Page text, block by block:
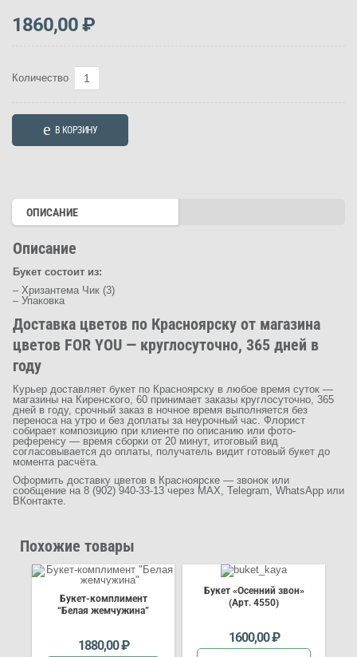
1860,00₽
Количество
Количество
Букет
3432)
В КОРЗИНУ
ОПИСАНИЕ
Описание
Букет состоит из:
– Хризантема Чик (3)
– Упаковка
Доставка цветов по Красноярску от магазина
цветов FOR YOU — круглосуточно, 365 дней в
году
Курьер доставляет букет по Красноярску в любое время суток —
магазины на Киренского, 60 принимает заказы круглосуточно, 365
дней в году, срочный заказ в ночное время выполняется без
переноса на утро и без доплаты за неурочный час. Флорист
собирает композицию при клиенте по описанию или фото-
референсу — время сборки от 20 минут, итоговый вид
согласовывается до оплаты, получатель видит готовый букет до
момента расчёта.
Оформить доставку цветов в Красноярске — звонок или
сообщение на 8 (902) 940-33-13 через MAX, Telegram, WhatsApp или
ВКонтакте.
Похожие товары
Букет-комплимент
“Белая жемчужина”
1880,00₽
Букет «Осенний звон»
(Арт. 4550)
1600,00₽